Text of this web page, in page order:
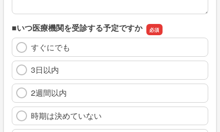
■いつ医療機関を受診する予定ですか
すぐにでも
3日以内
2週間以内
時期は決めていない